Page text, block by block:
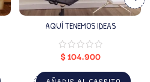
AQUÍ TENEMOS IDEAS
$104.900